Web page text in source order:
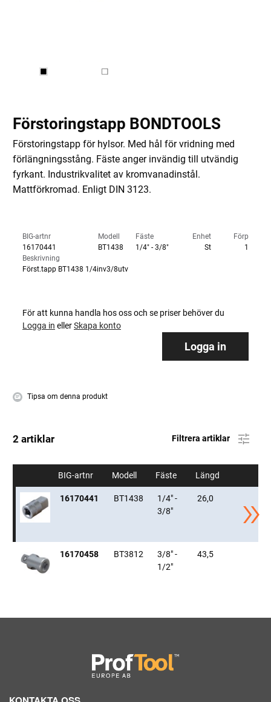
Förstoringstapp BONDTOOLS
Förstoringstapp för hylsor. Med hål för vridning med
förlängningsstång. Fäste anger invändig till utvändig
fyrkant. Industrikvalitet av kromvanadinstål.
Mattförkromad. Enligt DIN 3123.
BIG-artnr
16170441
Modell
BT1438
Fäste
1/4" - 3/8"
Enhet
St
Förp
1
Beskrivning
Först.tapp BT1438 1/4inv3/8utv
För att kunna handla hos oss och se priser behöver du
Logga in ellerSkapa konto
Logga in
Tipsa om denna produkt
2 artiklar Filtrera artiklar
BIG-artnr Modell Fäste Längd
16170441 BT1438
1/4" -
3/8"
26,0
16170458 BT3812
3/8" -
1/2"
43,5